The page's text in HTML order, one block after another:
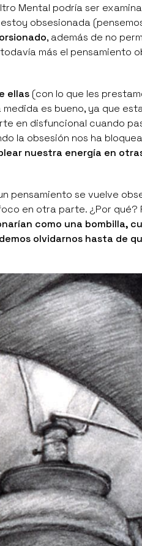
Mental podría ser
obsesionada
, además de no
más el pensamiento
ellas (con lo que les
es bueno, ya que
en disfuncional cuando
la obsesión nos ha
nuestra energía en
pensamiento se vuelve
en otra parte. ¿Por qué?
como una bombilla,
olvidarnos hasta de